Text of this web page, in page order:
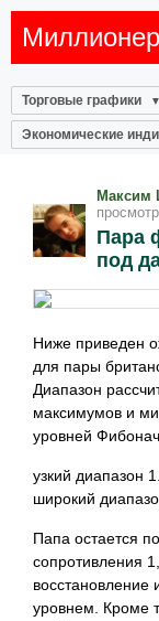
Миллионер
Торговые графики
Экономические
Максим
Пара
под
Ниже приведен
для пары
Диапазон
максимумов и
уровней
узкий диапазон
широкий
Папа остается
сопротивления
восстановление
уровнем. Кроме